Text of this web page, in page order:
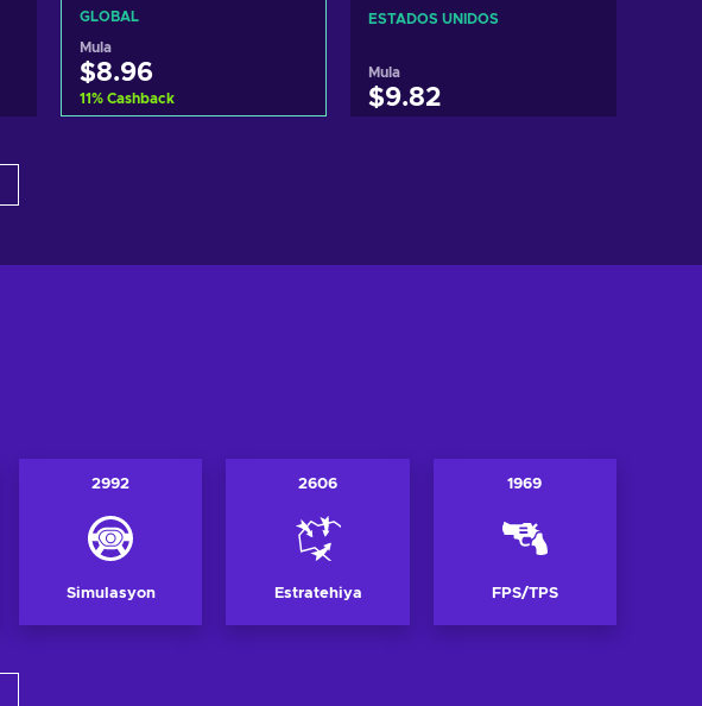
GLOBAL
Mula
$8.96
11% Cashback
ESTADOS UNIDOS
Mula
$9.82
2992
Simulasyon
2606
Estratehiya
1969
FPS/TPS